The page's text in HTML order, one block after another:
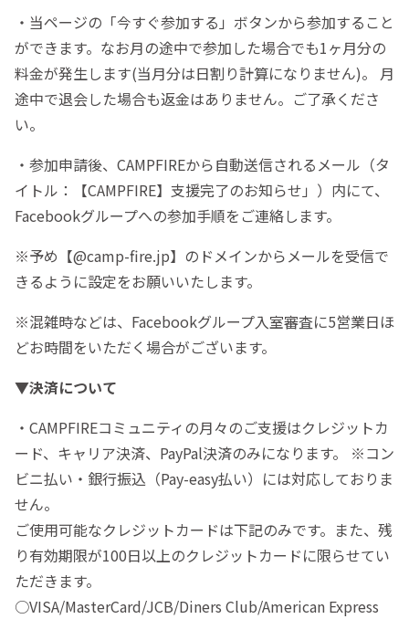
・当ページの「今すぐ参加する」ボタンから参加すること
ができます。なお月の途中で参加した場合でも1ヶ月分の
料金が発生します(当月分は日割り計算になりません)。 月
途中で退会した場合も返金はありません。ご了承くださ
い。
・参加申請後、CAMPFIREから自動送信されるメール（タ
イトル：【CAMPFIRE】支援完了のお知らせ」）内にて、
Facebookグループへの参加手順をご連絡します。
※予め【@camp-fire.jp】のドメインからメールを受信で
きるように設定をお願いいたします。
※混雑時などは、Facebookグループ入室審査に5営業日ほ
どお時間をいただく場合がございます。
▼決済について
・CAMPFIREコミュニティの月々のご支援はクレジットカ
ード、キャリア決済、PayPal決済のみになります。 ※コン
ビニ払い・銀行振込（Pay-easy払い）には対応しておりま
せん。
ご使用可能なクレジットカードは下記のみです。また、残
り有効期限が100日以上のクレジットカードに限らせてい
ただきます。
○VISA/MasterCard/JCB/Diners Club/American Express